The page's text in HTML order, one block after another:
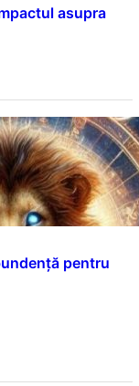
asupra
pentru